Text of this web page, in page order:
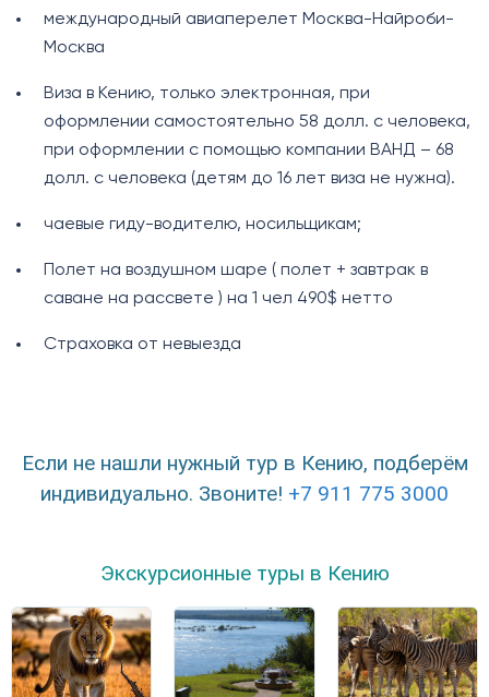
международный авиаперелет Москва-Найроби-
Москва
Виза в Кению, только электронная, при
оформлении самостоятельно 58 долл. с человека,
при оформлении с помощью компании ВАНД – 68
долл. с человека (детям до 16 лет виза не нужна).
чаевые гиду-водителю, носильщикам;
Полет на воздушном шаре ( полет + завтрак в
саване на рассвете ) на 1 чел 490$ нетто
Страховка от невыезда
Если не нашли нужный тур в Кению, подберём
индивидуально. Звоните! +7 911 775 3000
Экскурсионные туры в Кению